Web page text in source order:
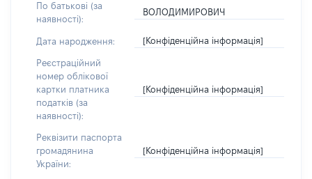
По батькові (за
наявності):
ВОЛОДИМИРОВИЧ
Дата народження: [Конфіденційна інформація]
Реєстраційний
номер облікової
картки платника
податків (за
наявності):
[Конфіденційна інформація]
Реквізити паспорта
громадянина
України:
[Конфіденційна інформація]